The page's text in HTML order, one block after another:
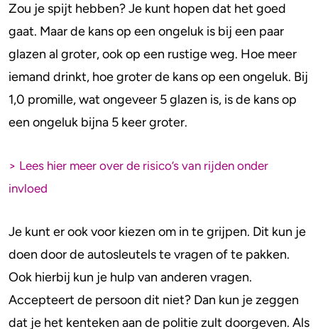
Zou je spijt hebben? Je kunt hopen dat het goed
gaat. Maar de kans op een ongeluk is bij een paar
glazen al groter, ook op een rustige weg. Hoe meer
iemand drinkt, hoe groter de kans op een ongeluk. Bij
1,0 promille, wat ongeveer 5 glazen is, is de kans op
een ongeluk bijna 5 keer groter.
> Lees hier meer over de risico’s van rijden onder
invloed
Je kunt er ook voor kiezen om in te grijpen. Dit kun je
doen door de autosleutels te vragen of te pakken.
Ook hierbij kun je hulp van anderen vragen.
Accepteert de persoon dit niet? Dan kun je zeggen
dat je het kenteken aan de politie zult doorgeven. Als